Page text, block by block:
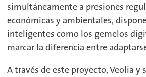
simultáneamente a presiones
económicas y ambientales,
inteligentes como los gemelos
marcar la diferencia entre
A través de este proyecto, Veolia y